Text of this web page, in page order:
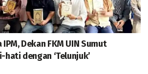
Dekan FKM UIN Sumut
dengan ‘Telunjuk’